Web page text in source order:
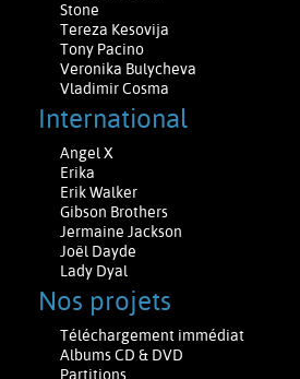
Stone
Tereza Kesovija
Tony Pacino
Veronika Bulycheva
Vladimir Cosma
International
Angel X
Erika
Erik Walker
Gibson Brothers
Jermaine Jackson
Joël Dayde
Lady Dyal
Nos projets
Téléchargement immédiat
Albums CD & DVD
Partitions